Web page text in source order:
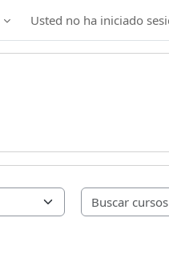
Usted no ha iniciado